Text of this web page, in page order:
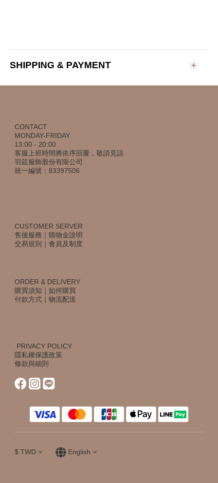
SHIPPING & PAYMENT
CONTACT
MONDAY-FRIDAY
13:00 - 20:00
客服上班時間將依序回覆，敬請見諒
羽筳服飾股份有限公司
統一編號：83397506
CUSTOMER SERVER
售後服務 ｜ 購物金說明
交易規則
｜ 會員及制度
ORDER & DELIVERY
購買須知 ｜ 如何購買
付款方式 ｜ 物流配送
PRIVACY POLICY
隱私權保護政策
條款與細則
$ TWD English